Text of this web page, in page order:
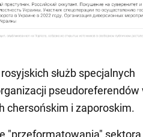
służb specjalnych
pseudoreferendów
chersońskim i zaporoskim.